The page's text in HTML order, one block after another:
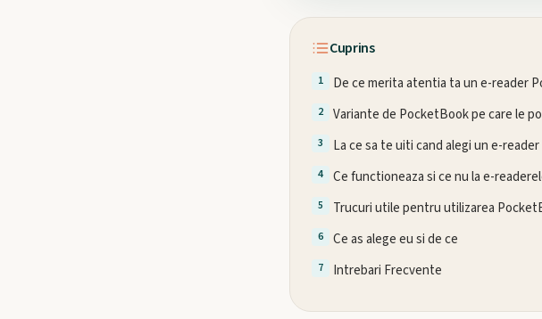
Cuprins
De ce merita atentia ta un e-reader
Variante de PocketBook pe care le
La ce sa te uiti cand alegi un e-
Ce functioneaza si ce nu la e-
Trucuri utile pentru utilizarea
Ce as alege eu si de ce
Intrebari Frecvente